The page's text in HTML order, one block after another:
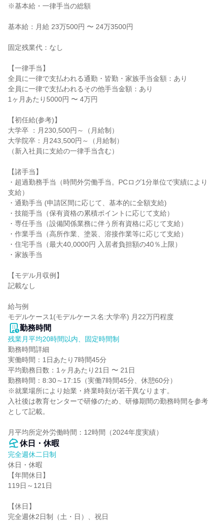
※基本給・一律手当の総額
基本給：月給 23万500円 〜 24万3500円
固定残業代：なし
【一律手当】
全員に一律で支払われる通勤・皆勤・家族手当金額：あり
全員に一律で支払われるその他手当金額：あり
1ヶ月あたり5000円 〜 4万円
【初任給(参考)】
大学卒 ：月230,500円～（月給制）
大学院卒：月243,500円～（月給制）
（新入社員に支給の一律手当含む）
【諸手当】
・超過勤務手当（時間外労働手当。PCログ1分単位で実績により
支給）
・通勤手当 (申請区間に応じて、基本的に全額支給)
・技能手当（保有資格の累積ポイントに応じて支給）
・専任手当（設備関係業務に伴う所有資格に応じて支給）
・作業手当（高所作業、塗装、溶接作業等に応じて支給）
・住宅手当（最大40,0000円 入居者負担額の40％上限）
・家族手当
【モデル月収例】
記載なし
給与例
モデルケース1(モデルケース名:大学卒) 月22万円程度
勤務時間
残業月平均20時間以内、固定時間制
勤務時間詳細
実働時間：1日あたり7時間45分
平均勤務日数：1ヶ月あたり21日 〜 21日
勤務時間：8:30～17:15（実働7時間45分、休憩60分）
※就業場所により始業・終業時刻が若干異なります。
入社後は教育センターで研修のため、研修期間の勤務時間を参考
として記載。
月平均所定外労働時間：12時間（2024年度実績）
休日・休暇
完全週休二日制
休日・休暇
【年間休日】
119日～121日
【休日】
完全週休2日制（土・日）、祝日